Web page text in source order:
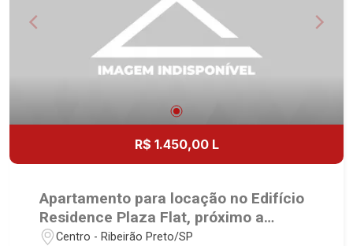
R$ 1.450,00 L
Apartamento para locação no Edifício
Residence Plaza Flat, próximo a
Escola SEB - Ribeirão Preto/SP.
Centro - Ribeirão Preto/SP